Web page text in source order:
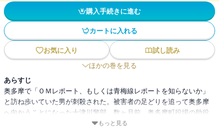
購入手続きに進む
カートに入れる
お気に入り
試し読み
ほかの巻を見る
あらすじ
奥多摩で「ＯＭレポート、もしくは青梅線レポートを知らないか」
と訪ね歩いていた男が刺殺された。被害者の足どりを追って奥多摩
へ向かうことになった十津川警部。数ヶ月前、奥多摩町役場の助役
の娘・亜紀も、同じ言葉を口にしていたが、行方不明になっていた
もっと見る